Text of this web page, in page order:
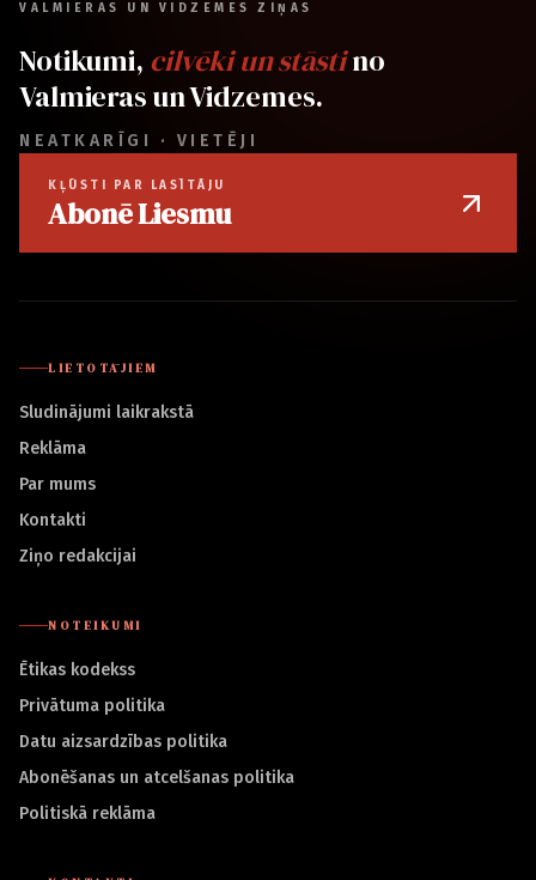
VALMIERAS UN VIDZEMES ZIŅAS
Notikumi, cilvēki un stāstino
Valmieras un Vidzemes.
NEATKARĪGI · VIETĒJI
KĻŪSTI PAR LASĪTĀJU
Abonē Liesmu
LIETOTĀJIEM
Sludinājumi laikrakstā
Reklāma
Par mums
Kontakti
Ziņo redakcijai
NOTEIKUMI
Ētikas kodekss
Privātuma politika
Datu aizsardzības politika
Abonēšanas un atcelšanas politika
Politiskā reklāma